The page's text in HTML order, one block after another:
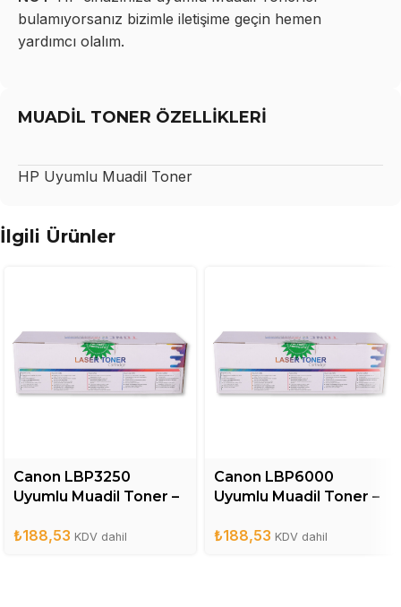
bulamıyorsanız bizimle iletişime geçin hemen
yardımcı olalım.
MUADİL TONER ÖZELLİKLERİ
HP Uyumlu Muadil Toner
İlgili Ürünler
Canon LBP3250
Uyumlu Muadil Toner –
₺188,53 KDV dahil
Canon LBP6000
Uyumlu Muadil Toner –
₺188,53 KDV dahil